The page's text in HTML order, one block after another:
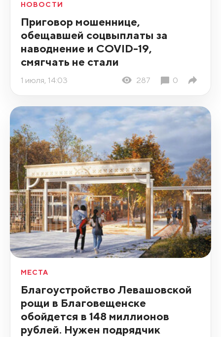
НОВОСТИ
Приговор мошеннице,
обещавшей соцвыплаты за
наводнение и COVID-19,
смягчать не стали
1 июля, 14:03 287 0
МЕСТА
Благоустройство Левашовской
рощи в Благовещенске
обойдется в 148 миллионов
рублей. Нужен подрядчик